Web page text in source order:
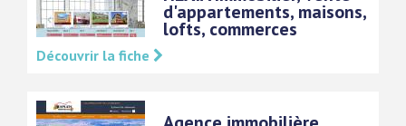
d'appartements, maisons,
lofts, commerces
Découvrir la fiche